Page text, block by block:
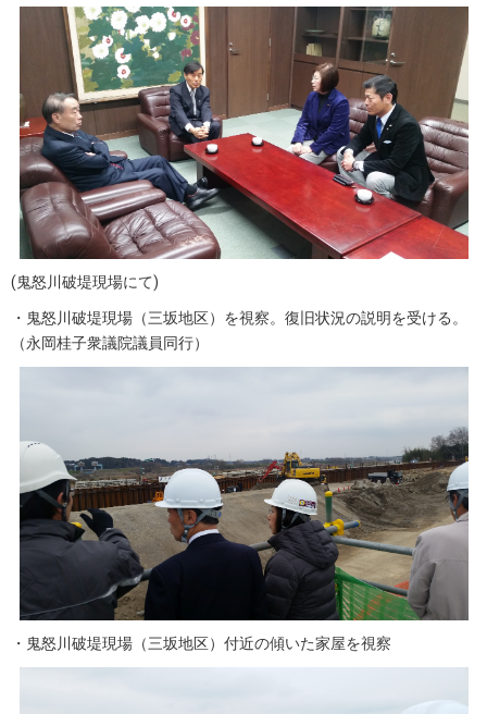
(鬼怒川破堤現場にて)
・鬼怒川破堤現場（三坂地区）を視察。復旧状況の説明を受ける。
（永岡桂子衆議院議員同行）
・鬼怒川破堤現場（三坂地区）付近の傾いた家屋を視察